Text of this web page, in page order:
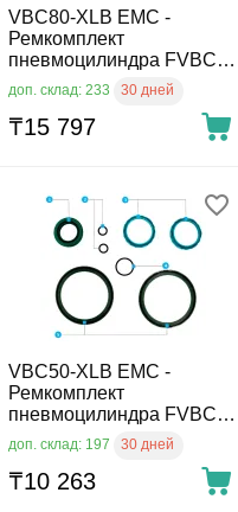
VBC80-XLB EMC -
Ремкомплект
пневмоцилиндра FVBC,
диам. 80 мм
доп. склад: 233 30 дней
₸15 797
VBC50-XLB EMC -
Ремкомплект
пневмоцилиндра FVBC,
диам. 50 мм
доп. склад: 197 30 дней
₸10 263